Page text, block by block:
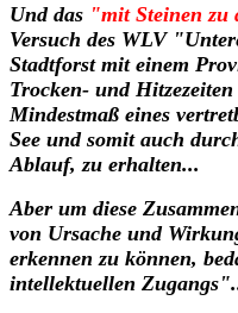
Und das "mit Steinen zu
Versuch des WLV
Stadtforst mit einem
Trocken- und
Mindestmaß eines
See und somit auch
Ablauf, zu erhalten...
Aber um diese
von Ursache und
erkennen zu können,
intellektuellen